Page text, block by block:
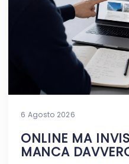
6 Agosto 2026
ONLINE MA
MANCA